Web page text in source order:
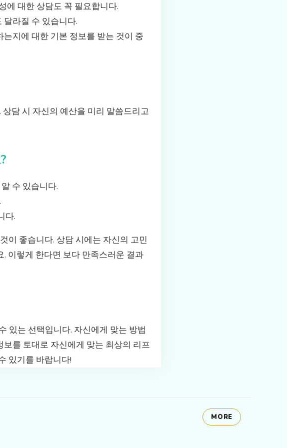
에 대한 상담도 꼭 필요합니다.
라질 수 있습니다.
지에 대한 기본 정보를 받는 것이 중
담 시 자신의 예산을 미리 말씀드리고
수 있습니다.
다.
이 좋습니다. 상담 시에는 자신의 고민
이렇게 한다면 보다 만족스러운 결과
있는 선택입니다. 자신에게 맞는 방법
를 토대로 자신에게 맞는 최상의 리프
있기를 바랍니다!
MORE